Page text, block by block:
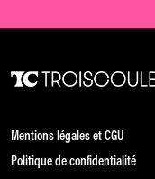
Mentions légales et CGU
Politique de confidentialité